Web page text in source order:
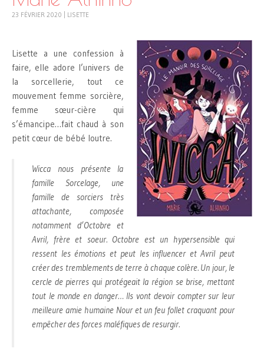
23 FÉVRIER 2020 LISETTE
Lisette a une confession à
faire, elle adore l’univers de
la sorcellerie, tout ce
mouvement femme sorcière,
femme sœur-cière qui
s’émancipe…fait chaud à son
petit cœur de bébé loutre.
Wicca nous présente la
famille Sorcelage, une
famille de sorciers très
attachante, composée
notamment d’Octobre et
Avril, frère et soeur. Octobre est un hypersensible qui
ressent les émotions et peut les influencer et Avril peut
créer des tremblements de terre à chaque colère. Un jour, le
cercle de pierres qui protégeait la région se brise, mettant
tout le monde en danger… Ils vont devoir compter sur leur
meilleure amie humaine Nour et un feu follet craquant pour
empêcher des forces maléfiques de resurgir.